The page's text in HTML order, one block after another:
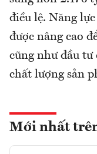
điều lệ. Năng
được nâng cao
cũng như đầu tư
chất lượng sản
Mới nhất